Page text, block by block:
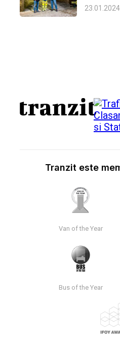
23.01.2024
Tranzit este
Van of the Year
Bus of the Year